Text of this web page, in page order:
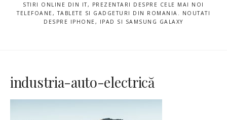
STIRI ONLINE DIN IT, PREZENTARI DESPRE CELE MAI NOI
TELEFOANE, TABLETE SI GADGETURI DIN ROMANIA. NOUTATI
DESPRE IPHONE, IPAD SI SAMSUNG GALAXY
industria-auto-electrică